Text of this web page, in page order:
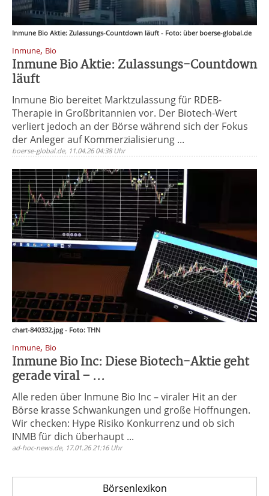
Inmune Bio Aktie: Zulassungs-Countdown läuft - Foto: über boerse-global.de
Inmune, Bio
Inmune Bio Aktie: Zulassungs-Countdown
läuft
Inmune Bio bereitet Marktzulassung für RDEB-
Therapie in Großbritannien vor. Der Biotech-Wert
verliert jedoch an der Börse während sich der Fokus
der Anleger auf Kommerzialisierung ...
boerse-global.de, 11.04.26 04:38 Uhr
chart-840332.jpg - Foto: THN
Inmune, Bio
Inmune Bio Inc: Diese Biotech-Aktie geht
gerade viral – ...
Alle reden über Inmune Bio Inc – viraler Hit an der
Börse krasse Schwankungen und große Hoffnungen.
Wir checken: Hype Risiko Konkurrenz und ob sich
INMB für dich überhaupt ...
ad-hoc-news.de, 17.01.26 21:16 Uhr
Börsenlexikon